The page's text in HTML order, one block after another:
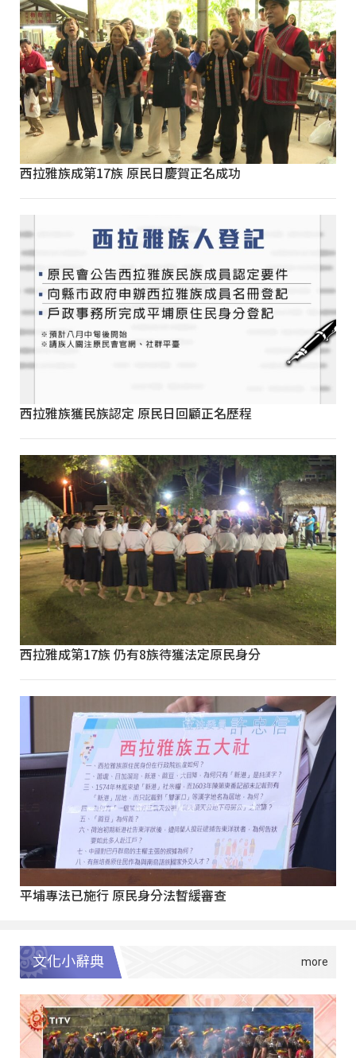
西拉雅族成第17族 原民日慶賀正名成功
西拉雅族獲民族認定 原民日回顧正名歷程
西拉雅成第17族 仍有8族待獲法定原民身分
平埔專法已施行 原民身分法暫緩審查
文化小辭典